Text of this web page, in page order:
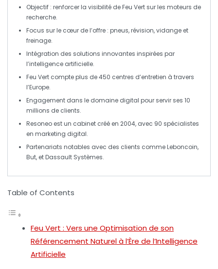
Objectif : renforcer la visibilité deFeu Vert sur les moteurs de
recherche.
Focus sur le cœur de l’offre : pneus,révision,vidange et
freinage.
Intégration des solutions innovantes inspirées par
l’intelligence artificielle.
Feu Vert compte plus de450 centres d’entretien à travers
l’Europe.
Engagement dans le domaine digital pour servir ses 10
millions de clients.
Resoneo est un cabinet créé en 2004, avec 90 spécialistes
en marketing digital.
Partenariats notables avec des clients commeLeboncoin,
But, etDassault Systèmes.
Table of Contents
Feu Vert : Vers une Optimisation de son
Référencement Naturel à l’Ère de l’Intelligence
Artificielle